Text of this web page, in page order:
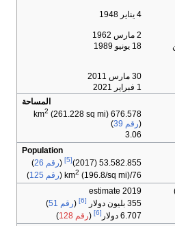
4 يناير 1948
2 مارس 1962
18 يونيو 1989
30 مارس 2011
1 فبراير 2021
المساحة
676.578 km
2 (261.228 sq mi)
(رقم 39
)
3.06
Population
53.582.855 (2017)
[5]
(رقم 26
)
76/km
2 (196.8/sq mi) ( رقم 125
)
2019 estimate
355 بليون دولار [6]
(رقم 51
)
6.707 دولار [6]
(رقم 128
)